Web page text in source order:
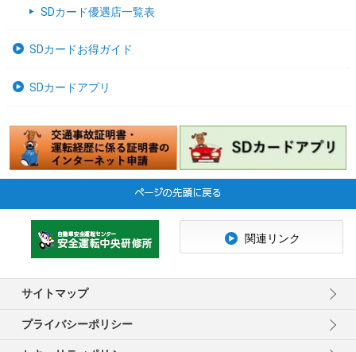
SDカード優遇店一覧表
SDカードお得ガイド
SDカードアプリ
サイトマップ
プライバシーポリシー
関連リンク